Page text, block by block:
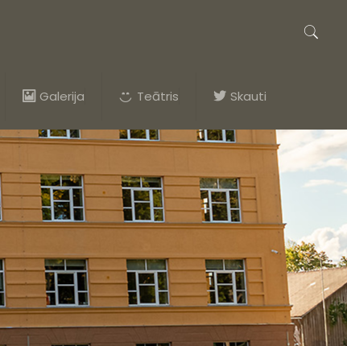
Galerija Teātris Skauti